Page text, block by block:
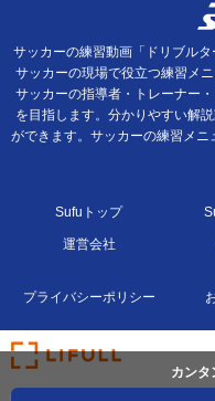
カンタ
サッカーの練習動画「ドリブル
サッカーの現場で役立つ練習メ
サッカーの指導者・トレーナー
を目指します。分かりやすい解
ができます。サッカーの練習メ
Sufuトップ
運営会社
プライバシーポリシー